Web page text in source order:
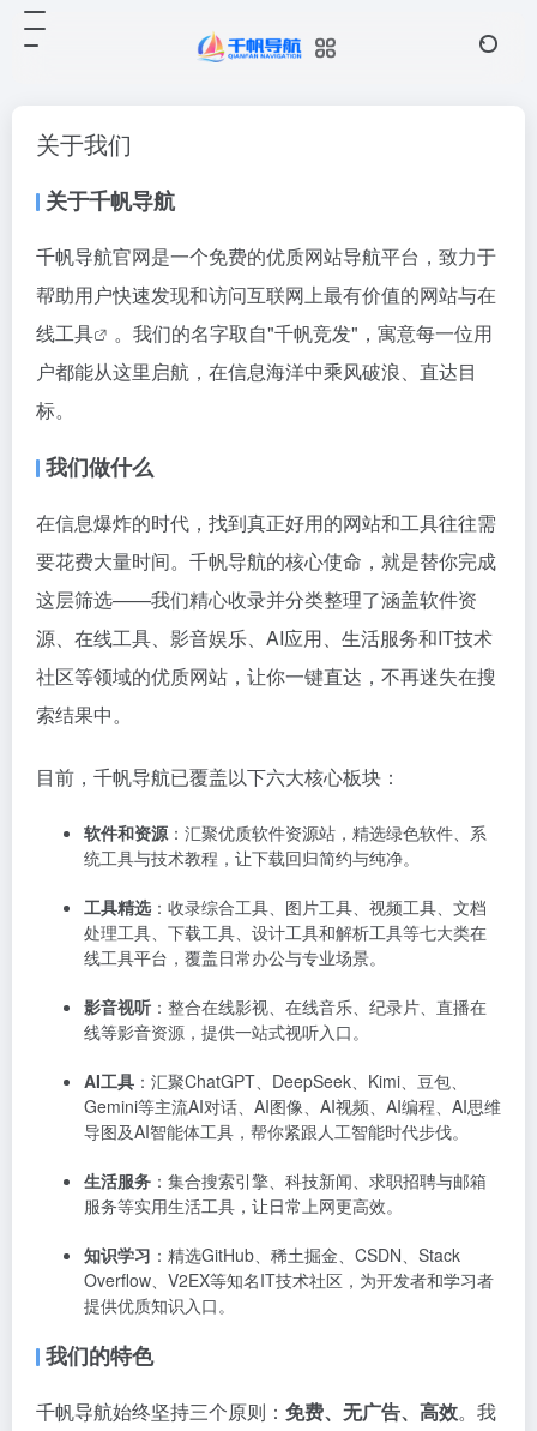
关于我们
关于千帆导航
千帆导航官网是一个免费的优质网站导航平台，致力于
帮助用户快速发现和访问互联网上最有价值的网站与在
线工具
。我们的名字取自"千帆竞发"，寓意每一位用
户都能从这里启航，在信息海洋中乘风破浪、直达目
标。
我们做什么
在信息爆炸的时代，找到真正好用的网站和工具往往需
要花费大量时间。千帆导航的核心使命，就是替你完成
这层筛选——我们精心收录并分类整理了涵盖软件资
源、在线工具、影音娱乐、AI应用、生活服务和IT技术
社区等领域的优质网站，让你一键直达，不再迷失在搜
索结果中。
目前，千帆导航已覆盖以下六大核心板块：
软件和资源：汇聚优质软件资源站，精选绿色软件、系
统工具与技术教程，让下载回归简约与纯净。
工具精选：收录综合工具、图片工具、视频工具、文档
处理工具、下载工具、设计工具和解析工具等七大类在
线工具平台，覆盖日常办公与专业场景。
影音视听 ：整合在线影视、在线音乐、纪录片、直播在
线等影音资源，提供一站式视听入口。
AI工具 ：汇聚ChatGPT、DeepSeek、Kimi、豆包、
Gemini等主流AI对话、AI图像、AI视频、AI编程、AI思维
导图及AI智能体工具，帮你紧跟人工智能时代步伐。
生活服务 ：集合搜索引擎、科技新闻、求职招聘与邮箱
服务等实用生活工具，让日常上网更高效。
知识学习 ：精选GitHub、稀土掘金、CSDN、Stack
Overflow、V2EX等知名IT技术社区，为开发者和学习者
提供优质知识入口。
我们的特色
千帆导航始终坚持三个原则： 免费、无广告、高效。我